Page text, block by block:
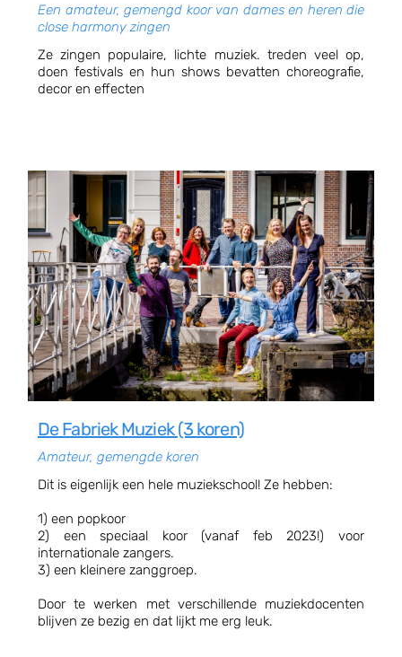
Een amateur, gemengd koor van dames en heren die
close harmony zingen
Ze zingen populaire, lichte muziek. treden veel op,
doen festivals en hun shows bevatten choreografie,
decor en effecten
De Fabriek Muziek (3 koren)
Amateur, gemengde koren
Dit is eigenlijk een hele muziekschool! Ze hebben:
1) een popkoor
2) een speciaal koor (vanaf feb 2023!) voor
internationale zangers.
3) een kleinere zanggroep.
Door te werken met verschillende muziekdocenten
blijven ze bezig en dat lijkt me erg leuk.